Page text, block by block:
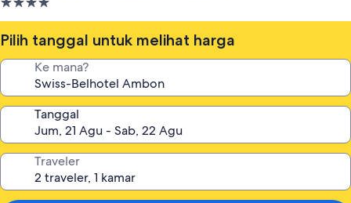
Properti
bintang
4.0
Pilih tanggal untuk melihat harga
Ke mana?
Tanggal
Traveler